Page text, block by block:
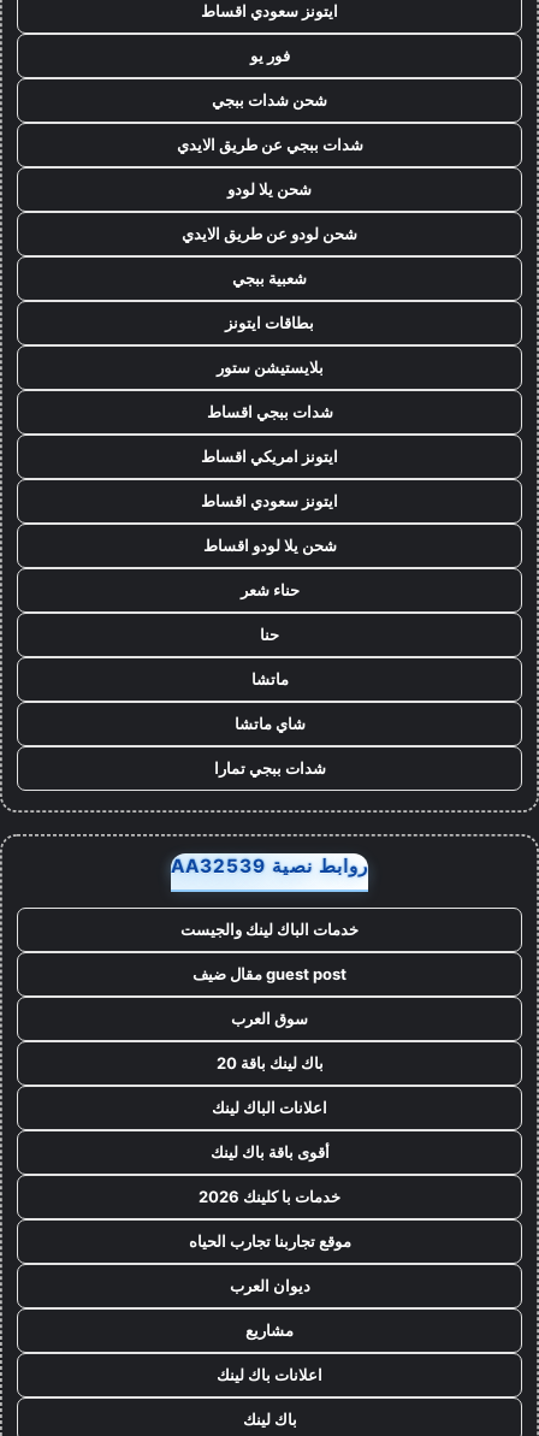
ايتونز سعودي اقساط
فور يو
شحن شدات ببجي
شدات ببجي عن طريق الايدي
شحن يلا لودو
شحن لودو عن طريق الايدي
شعبية ببجي
بطاقات ايتونز
بلايستيشن ستور
شدات ببجي اقساط
ايتونز امريكي اقساط
ايتونز سعودي اقساط
شحن يلا لودو اقساط
حناء شعر
حنا
ماتشا
شاي ماتشا
شدات ببجي تمارا
روابط نصية AA32539
خدمات الباك لينك والجيست
guest post مقال ضيف
سوق العرب
باك لينك باقة 20
اعلانات الباك لينك
أقوى باقة باك لينك
خدمات با كلينك 2026
موقع تجاربنا تجارب الحياه
ديوان العرب
مشاريع
اعلانات باك لينك
باك لينك